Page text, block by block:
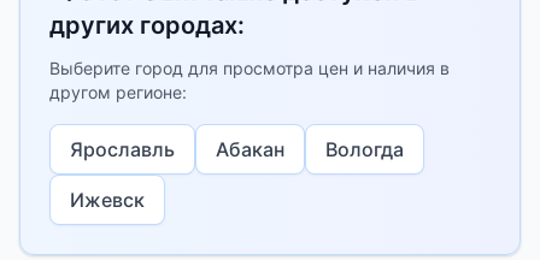
других городах:
Выберите город для просмотра цен и наличия в
другом регионе:
Ярославль Абакан Вологда
Ижевск